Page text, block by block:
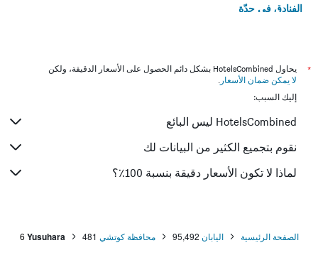
الفنادق في جدّة
*
يحاول HotelsCombined بشكل دائم الحصول على الأسعار الدقيقة، ولكن
لا يمكن ضمان الأسعار .
إليك السبب:
HotelsCombined ليس البائع
نقوم بتجميع الكثير من البيانات لك
لماذا لا تكون الأسعار دقيقة بنسبة 100٪؟
الصفحة الرئيسية اليابان 95,492 محافظة كوتشي 481
Yusuhara
6